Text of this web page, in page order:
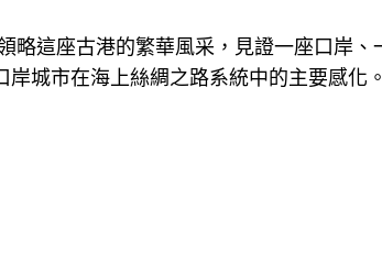
略這座古港的繁華風采，見證一座口岸
城市在海上絲綢之路系統中的主要感化